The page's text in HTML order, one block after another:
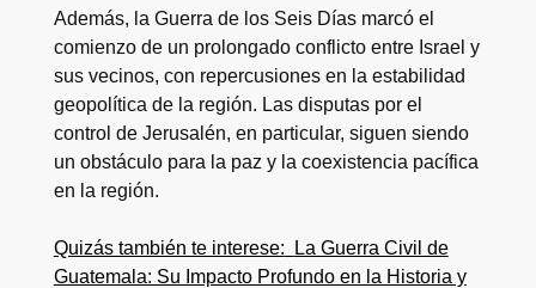
Además, la Guerra de los Seis Días marcó el
comienzo de un prolongado conflicto entre Israel y
sus vecinos, con repercusiones en la estabilidad
geopolítica de la región. Las disputas por el
control de Jerusalén, en particular, siguen siendo
un obstáculo para la paz y la coexistencia pacífica
en la región.
Quizás también te interese:
La Guerra Civil de
Guatemala: Su Impacto Profundo en la Historia y